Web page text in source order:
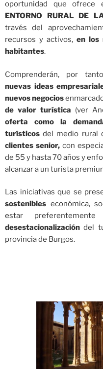
oportunidad que
ENTORNO RURAL DE
través del
recursos y activos, en los
habitantes.
Comprenderán, por
nuevas ideas
nuevos negocios
de valor turística (ver
oferta como la
turísticos del medio rural
clientes senior, con
de 55 y hasta 70 años y
alcanzar a un turista
Las iniciativas que se
sostenibles económica,
estar preferentemente
desestacionalización del
provincia de Burgos.